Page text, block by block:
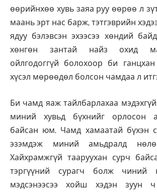
өөрийнхөө хувь заяа руу өөрөө л
маань эрт нас барж, тэтгэврийн
ядуу бэлэвсэн эхээсээ хөндий
хөнгөн зантай найз охид
ойлгодоггүй болохоор би
хүсэл мөрөөдөл болсон чамдаа л
Би чамд яаж тайлбарлахаа
миний хувьд бүхнийг орлосон
байсан юм. Чамд хамаатай бүхэн
эзэмдэж миний амьдралд
Хайхрамжгүй тааруухан сурч
тэргүүний сурагч болж чиний
мэдсэнээсээ хойш хэдэн зуун